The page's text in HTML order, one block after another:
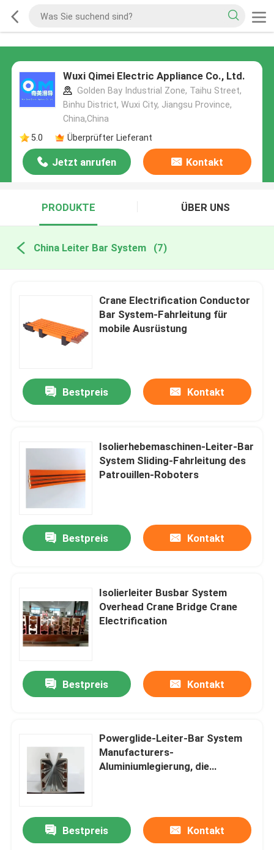
Wuxi Qimei Electric Appliance Co., Ltd.
Golden Bay Industrial Zone, Taihu Street,
Binhu District, Wuxi City, Jiangsu Province,
China,China
5.0
Überprüfter Lieferant
Jetzt anrufen Kontakt
PRODUKTE ÜBER UNS
China Leiter Bar System (7)
Crane Electrification Conductor
Bar System-Fahrleitung für
mobile Ausrüstung
Bestpreis Kontakt
Isolierhebemaschinen-Leiter-Bar
System Sliding-Fahrleitung des
Patrouillen-Roboters
Bestpreis Kontakt
Isolierleiter Busbar System
Overhead Crane Bridge Crane
Electrification
Bestpreis Kontakt
Powerglide-Leiter-Bar System
Manufacturers-
Aluminiumlegierung, die
Bestpreis Kontakt